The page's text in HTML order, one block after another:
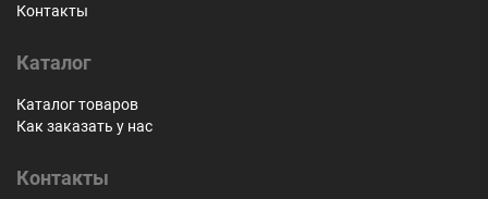
Контакты
Каталог
Каталог товаров
Как заказать у нас
Контакты